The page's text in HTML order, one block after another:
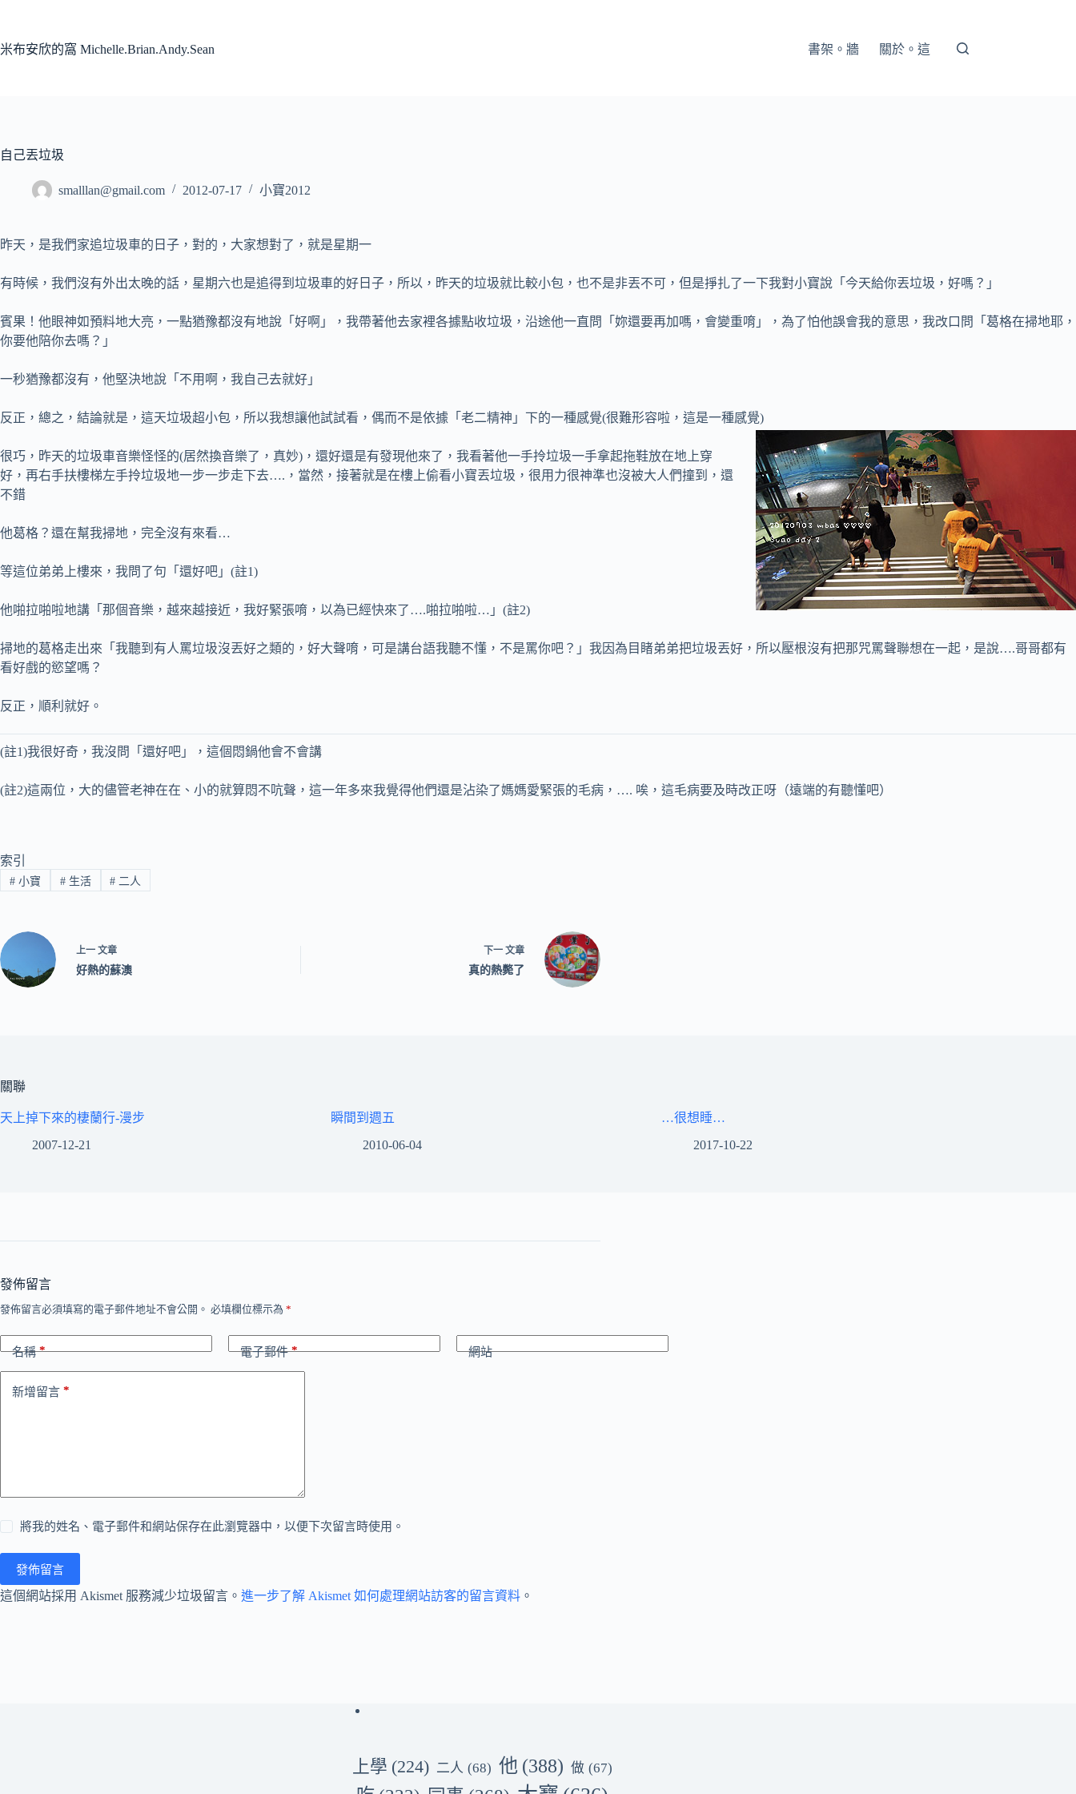
主
米布安欣的窩 Michelle.Brian.Andy.Sean 書架。牆 關於。這
自己丟垃圾
smalllan@gmail.com 2012-07-17 小寶2012
昨天，是我們家追垃圾車的日子，對的，大家想對了，就是星期一
有時候，我們沒有外出太晚的話，星期六也是追得到垃圾車的好日子 ，所以，昨天的垃圾就比較小包，也不是非丟不可，但是掙扎了一下我對小寶說「今天給你丟垃圾，好嗎？」
賓果！他眼神如預料地大亮，一點猶豫都沒有地說「好啊」，我帶著他去家裡各據點收垃圾，沿途他一直問「妳還要再加嗎，會變重唷」，為了怕他誤會我的意思，我改口問「葛格在掃地耶，
你要他陪你去嗎？」
一秒猶豫都沒有，他堅決地說「不用啊，我自己去就好」
反正，總之，結論就是，這天垃圾超小包，所以我想讓他試試看，偶而不是依據「老二精神」下的一種感覺(很難形容啦，這是一種感覺)
很巧，昨天的垃圾車音樂怪怪的(居然換音樂了，真妙)，還好還是有發現他來了，我看著他一手拎垃圾一手拿起拖鞋放在地上穿
好，再右手扶樓梯左手拎垃圾地一步一步走下去….，當然，接著就是在樓上偷看小寶丟垃圾，很用力很神準也沒被大人們撞到，還
不錯
他葛格？還在幫我掃地，完全沒有來看…
等這位弟弟上樓來，我問了句「還好吧」(註1)
他啪拉啪啦地講「那個音樂，越來越接近，我好緊張唷，以為已經快來了….啪拉啪啦…」(註2)
掃地的葛格走出來「我聽到有人罵垃圾沒丟好之類的，好大聲唷，可是講台語我聽不懂，不是罵你吧？」我因為目睹弟弟把垃圾丟好，所以壓根沒有把那咒罵聲聯想在一起，是說….哥哥都有
看好戲的慾望嗎？
反正，順利就好。
(註1)我很好奇，我沒問「還好吧」，這個悶鍋他會不會講
(註2)這兩位，大的儘管老神在在、小的就算悶不吭聲，這一年多來我覺得他們還是沾染了媽媽愛緊張的毛病，…. 唉，這毛病要及時改正呀（遠端的有聽懂吧）
索引
#小寶 #生活 # 二人
上一 文章
好熱的蘇澳
下一 文章
真的熱斃了
關聯
天上掉下來的棲蘭行-漫步
2007-12-21
瞬間到週五
2010-06-04
…很想睡…
2017-10-22
發佈留言
發佈留言必須填寫的電子郵件地址不會公開。 必填欄位標示為 *
名稱* 電子郵件* 網站
新增留言 *
將我的姓名、電子郵件和網站保存在此瀏覽器中，以便下次留言時使用。
發佈留言
這個網站採用 Akismet 服務減少垃圾留言。 進一步了解 Akismet 如何處理網站訪客的留言資料 。
上學 (224) 二人 (68) 他 (388) 做 (67)